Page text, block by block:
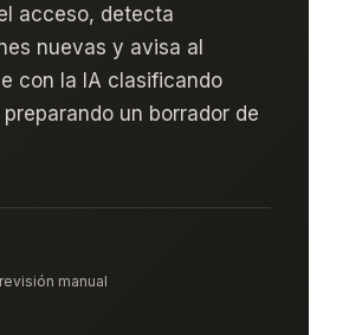
acceso, detecta
nuevas y avisa al
con la IA clasificando
un borrador de
manual